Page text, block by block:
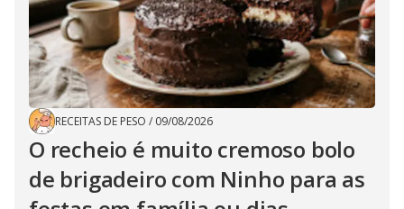
RECEITAS DE PESO / 09/08/2026
O recheio é muito cremoso bolo
de brigadeiro com Ninho para as